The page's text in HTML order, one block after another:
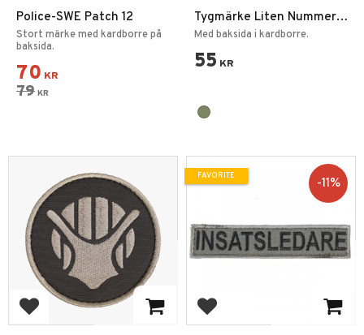
Police-SWE Patch 12
Stort märke med kardborre på
baksida.
70 KR
79 KR
Tygmärke Liten Nummer
Patch 1-9
Med baksida i kardborre.
55 KR
Add to favorites Add to favorites
11%
FAVORITE